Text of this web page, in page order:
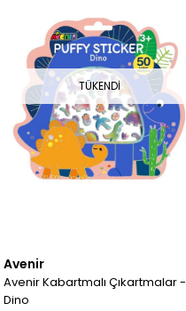
TÜKENDI
Avenir
Avenir Kabartmalı Çıkartmalar -
Dino